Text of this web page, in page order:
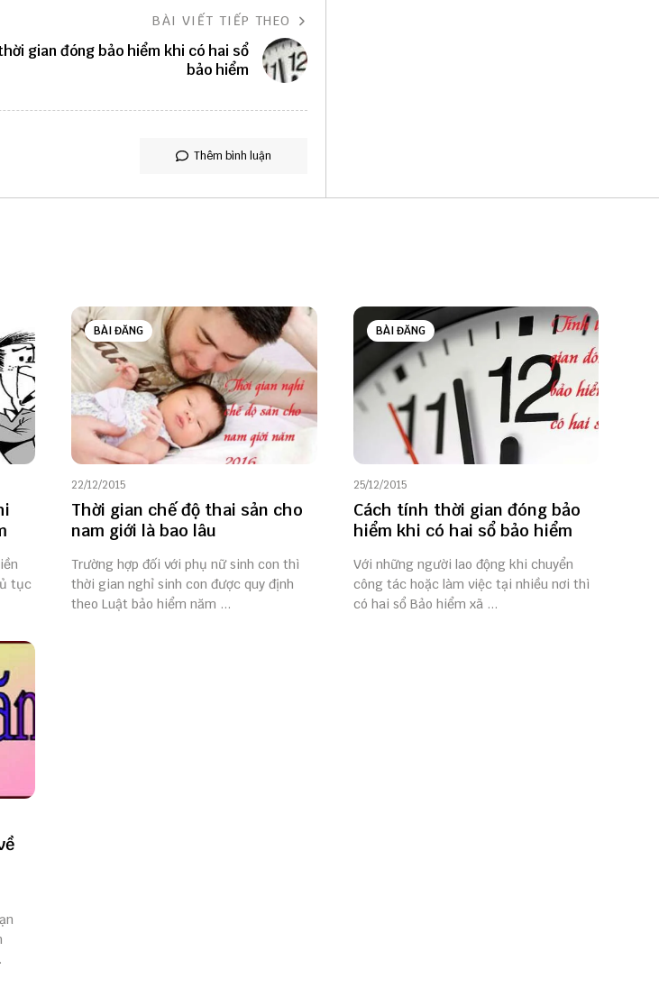
BÀI VIẾT TIẾP THEO
gian đóng bảo hiểm khi có hai sổ
bảo hiểm
Thêm bình luận
tục
BÀI ĐĂNG
22/12/2015
Thời gian chế độ thai sản cho
nam giới là bao lâu
Trường hợp đối với phụ nữ sinh con thì
thời gian nghỉ sinh con được quy định
theo Luật bảo hiểm năm ...
BÀI ĐĂNG
25/12/2015
Cách tính thời gian đóng bảo
hiểm khi có hai sổ bảo hiểm
Với những người lao động khi chuyển
công tác hoặc làm việc tại nhiều nơi thì
có hai sổ Bảo hiểm xã ...